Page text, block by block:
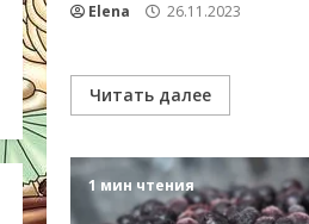
Elena 26.11.2023
Читать далее
1 мин чтения